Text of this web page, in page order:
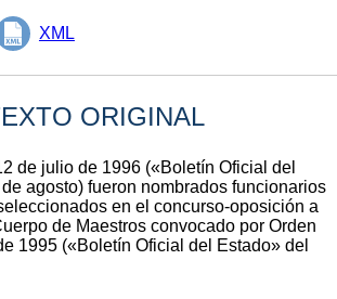
XML
ORIGINAL
de julio de 1996 («Boletín Oficial del
agosto) fueron nombrados funcionarios
en el concurso-oposición a
de Maestros convocado por Orden
1995 («Boletín Oficial del Estado» del